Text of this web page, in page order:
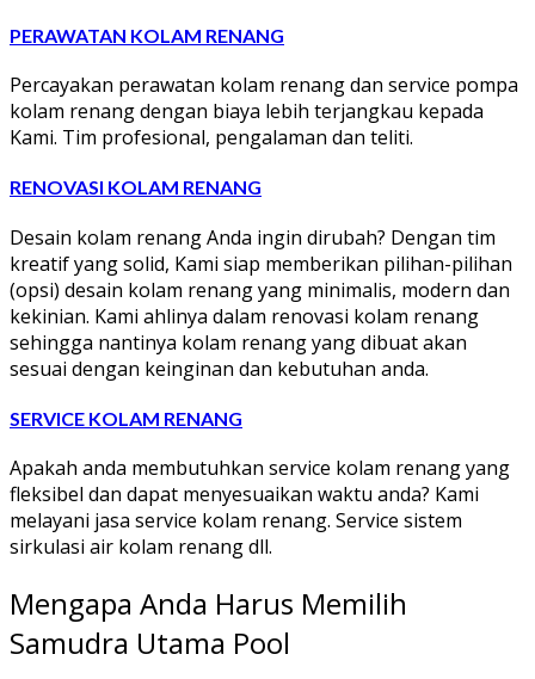
PERAWATAN KOLAM RENANG
Percayakan perawatan kolam renang dan service pompa
kolam renang dengan biaya lebih terjangkau kepada
Kami. Tim profesional, pengalaman dan teliti.
RENOVASI KOLAM RENANG
Desain kolam renang Anda ingin dirubah? Dengan tim
kreatif yang solid, Kami siap memberikan pilihan-pilihan
(opsi) desain kolam renang yang minimalis, modern dan
kekinian. Kami ahlinya dalam renovasi kolam renang
sehingga nantinya kolam renang yang dibuat akan
sesuai dengan keinginan dan kebutuhan anda.
SERVICE KOLAM RENANG
Apakah anda membutuhkan service kolam renang yang
fleksibel dan dapat menyesuaikan waktu anda? Kami
melayani jasa service kolam renang. Service sistem
sirkulasi air kolam renang dll.
Mengapa Anda Harus Memilih
Samudra Utama Pool